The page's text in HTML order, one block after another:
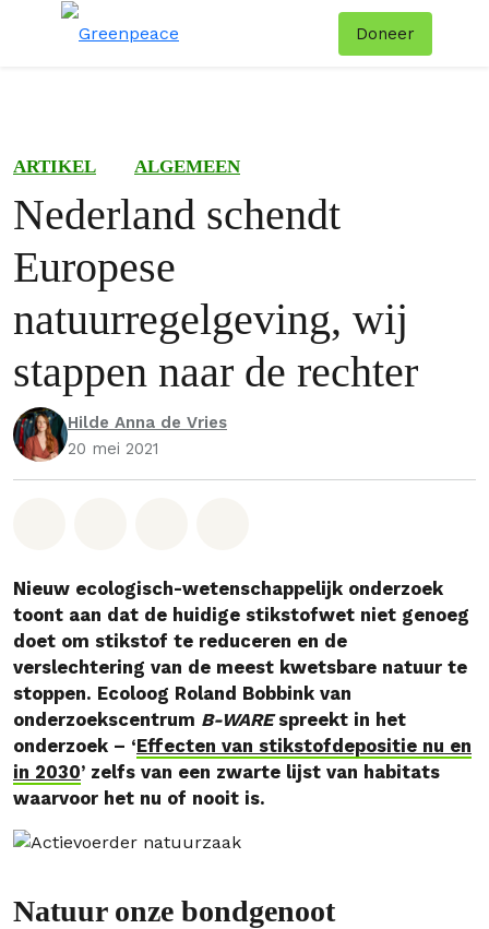
Doneer
ARTIKEL ALGEMEEN
Nederland schendt
Europese
natuurregelgeving, wij
stappen naar de rechter
Hilde Anna de Vries
20 mei 2021
Nieuw ecologisch-wetenschappelijk onderzoek
toont aan dat de huidige stikstofwet niet genoeg
doet om stikstof te reduceren en de
verslechtering van de meest kwetsbare natuur te
stoppen. Ecoloog Roland Bobbink van
onderzoekscentrum B-WAREspreekt in het
onderzoek – ‘Effecten van stikstofdepositie nu en
in 2030’ zelfs van een zwarte lijst van habitats
waarvoor het nu of nooit is.
Natuur onze bondgenoot